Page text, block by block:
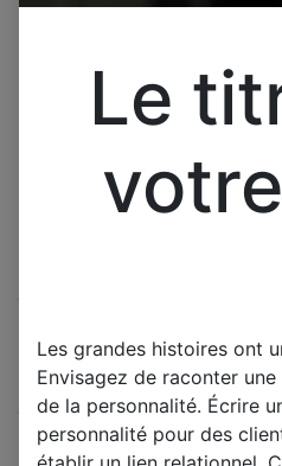
SAMSUNG
CARTE MERE
(0 avis)
Offre :30,00€
Le
Les grandes histoires ont
Envisagez de raconter
de la personnalité. Écrire
personnalité pour des